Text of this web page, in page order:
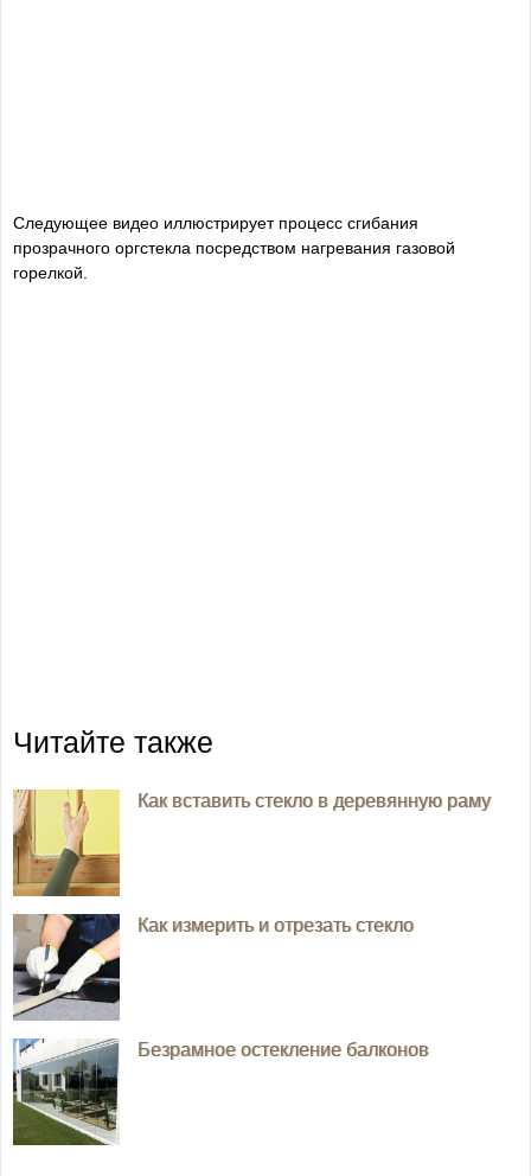
Следующее видео иллюстрирует процесс сгибания
прозрачного оргстекла посредством нагревания газовой
горелкой.
Читайте также
Как вставить стекло в деревянную раму
Как измерить и отрезать стекло
Безрамное остекление балконов